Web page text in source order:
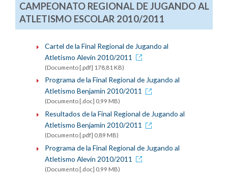
CAMPEONATO REGIONAL DE JUGANDO AL
ATLETISMO ESCOLAR 2010/2011
Cartel de la Final Regional de Jugando al
Atletismo Alevín 2010/2011
(Documento [.pdf] 178,81 KB)
Programa de la Final Regional de Jugando al
Atletismo Benjamín 2010/2011
(Documento [.doc] 0,99 MB)
Resultados de la Final Regional de Jugando al
Atletismo Benjamín 2010/2011
(Documento [.pdf] 0,89 MB)
Programa de la Final Regional de Jugando al
Atletismo Alevín 2010/2011
(Documento [.doc] 0,99 MB)